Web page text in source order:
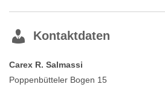
Kontaktdaten
Carex R. Salmassi
Poppenbütteler Bogen 15